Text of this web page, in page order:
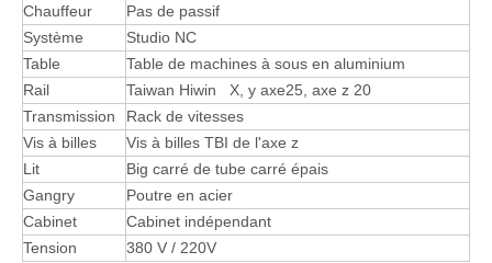
Chauffeur
Pas de passif
Système
Studio NC
Table
Table de machines à sous en aluminium
Rail
Taiwan Hiwin X, y axe25, axe z 20
Transmission
Rack de vitesses
Vis à billes
Vis à billes TBI de l'axe z
Lit
Big carré de tube carré épais
Gangry
Poutre en acier
Cabinet
Cabinet indépendant
Tension
380 V / 220V